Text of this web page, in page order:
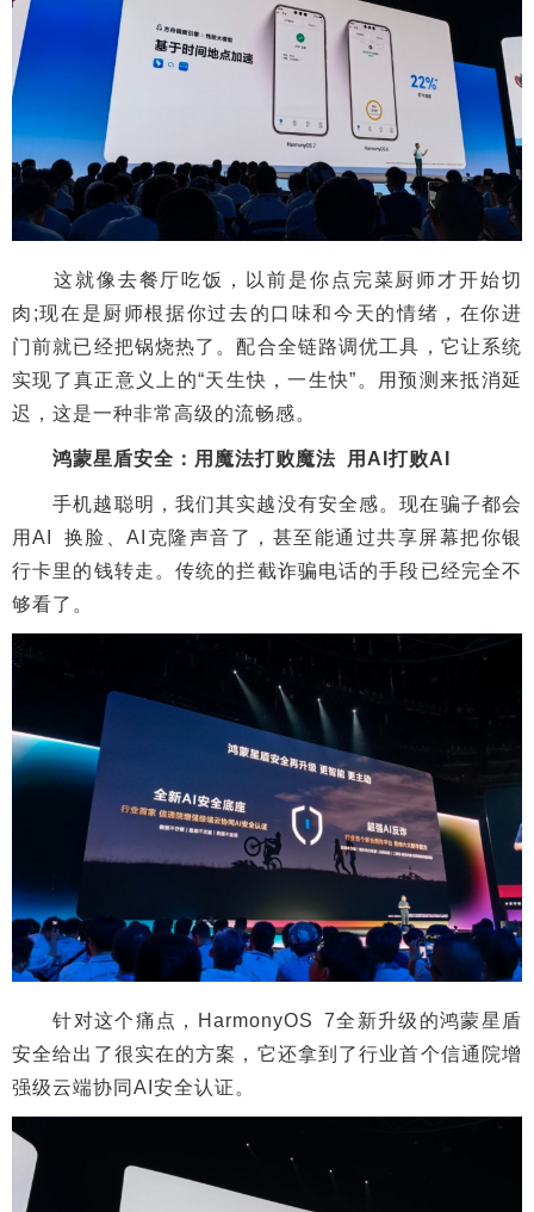
这就像去餐厅吃饭，以前是你点完菜厨师才开始切
肉;现在是厨师根据你过去的口味和今天的情绪，在你进
门前就已经把锅烧热了。配合全链路调优工具，它让系统
实现了真正意义上的“天生快，一生快”。用预测来抵消延
迟，这是一种非常高级的流畅感。
鸿蒙星盾安全：用魔法打败魔法 用AI打败AI
手机越聪明，我们其实越没有安全感。现在骗子都会
用AI 换脸、AI克隆声音了，甚至能通过共享屏幕把你银
行卡里的钱转走。传统的拦截诈骗电话的手段已经完全不
够看了。
针对这个痛点，HarmonyOS 7全新升级的鸿蒙星盾
安全给出了很实在的方案，它还拿到了行业首个信通院增
强级云端协同AI安全认证。